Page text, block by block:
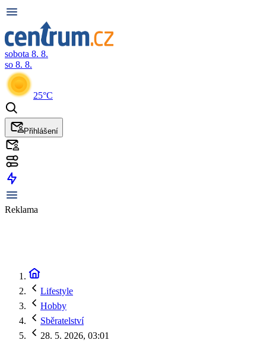
sobota 8. 8.
so 8. 8.
25°C
Přihlášení
Reklama
Lifestyle
Hobby
Sběratelství
28. 5. 2026, 03:01